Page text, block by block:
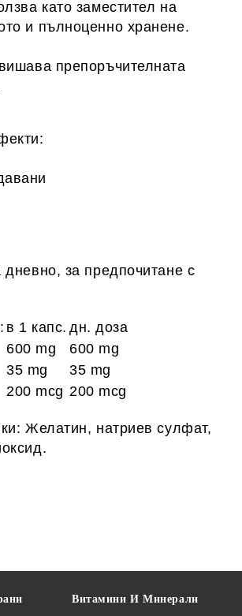
като заместител на
и пълноценно хранене.
препоръчителната
дневно, за предпочитане с
в 1 капс. дн. доза
600 mg
600 mg
35 mg
35 mg
200 mcg 200 mcg
Желатин, натриев сулфат,
Витамини И Минерали